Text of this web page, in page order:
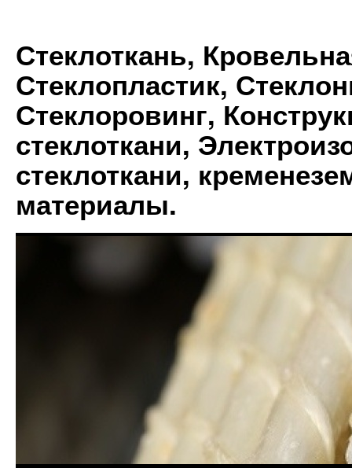
Стеклоткань,
Стеклопластик,
Стеклоровинг,
стеклоткани,
стеклоткани,
материалы.